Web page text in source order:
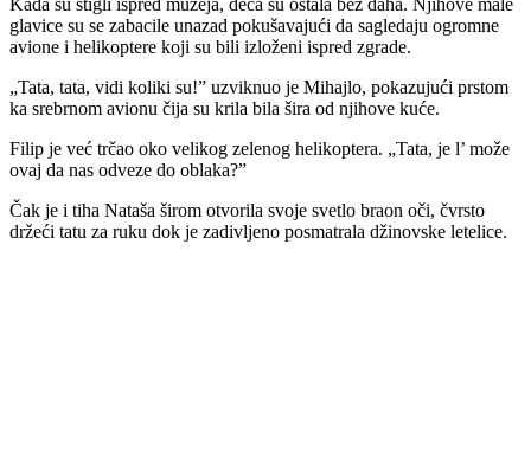
Kada su stigli ispred muzeja, deca su ostala bez daha. Njihove male
glavice su se zabacile unazad pokušavajući da sagledaju ogromne
avione i helikoptere koji su bili izloženi ispred zgrade.
„Tata, tata, vidi koliki su!” uzviknuo je Mihajlo, pokazujući prstom
ka srebrnom avionu čija su krila bila šira od njihove kuće.
Filip je već trčao oko velikog zelenog helikoptera. „Tata, je l’ može
ovaj da nas odveze do oblaka?”
Čak je i tiha Nataša širom otvorila svoje svetlo braon oči, čvrsto
držeći tatu za ruku dok je zadivljeno posmatrala džinovske letelice.